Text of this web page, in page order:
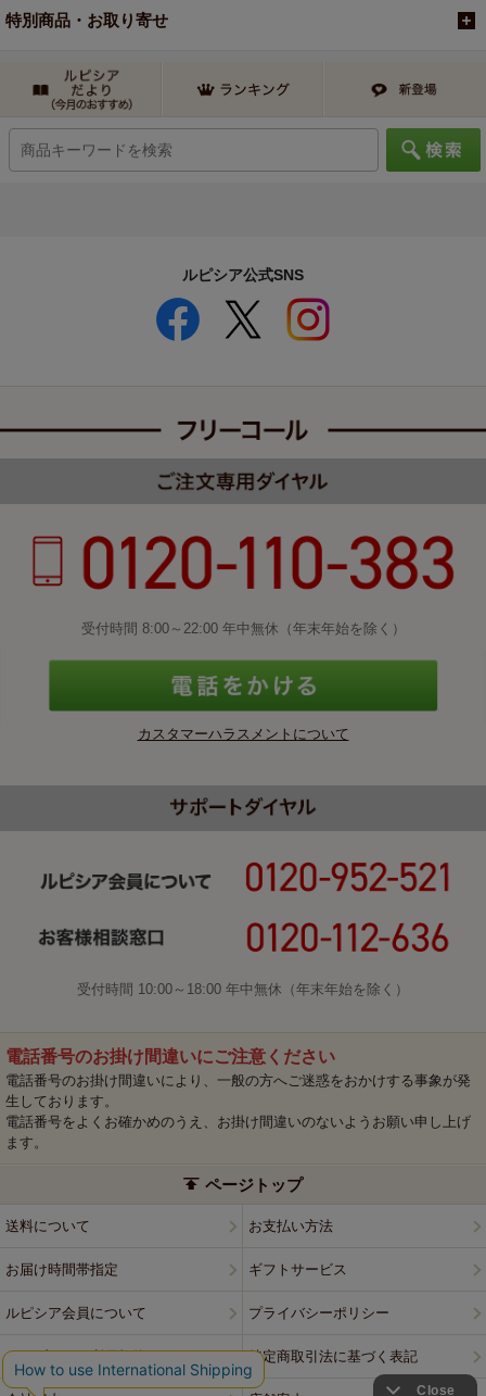
特別商品・お取り寄せ
ルピシア公式SNS
受付時間 8:00～22:00 年中無休（年末年始を除く）
カスタマーハラスメントについて
受付時間 10:00～18:00 年中無休（年末年始を除く）
電話番号のお掛け間違いにご注意ください
電話番号のお掛け間違いにより、一般の方へご迷惑をおかけする事象が発
生しております。
電話番号をよくお確かめのうえ、お掛け間違いのないようお願い申し上げ
ます。
ページトップ
送料について お支払い方法
お届け時間帯指定 ギフトサービス
ルピシア会員について プライバシーポリシー
ウェブサイト利用規約 特定商取引法に基づく表記